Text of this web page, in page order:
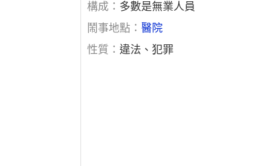
構成： 多數是無業人員
鬧事地點：醫院
性質：違法、犯罪